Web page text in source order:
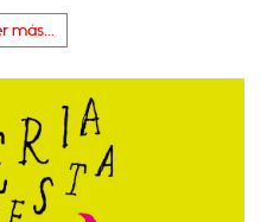
más...